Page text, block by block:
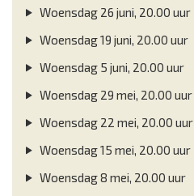
Woensdag 26 juni, 20.00 uur
Woensdag 19 juni, 20.00 uur
Woensdag 5 juni, 20.00 uur
Woensdag 29 mei, 20.00 uur
Woensdag 22 mei, 20.00 uur
Woensdag 15 mei, 20.00 uur
Woensdag 8 mei, 20.00 uur